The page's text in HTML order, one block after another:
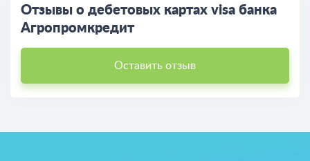
Отзывы о дебетовых картах visa банка
Агропромкредит
Оставить отзыв